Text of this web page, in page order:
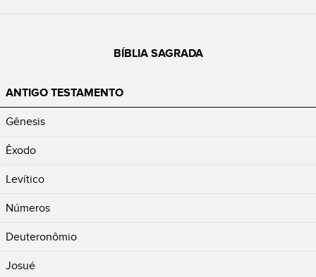
BÍBLIA SAGRADA
ANTIGO TESTAMENTO
Gênesis
Êxodo
Levítico
Números
Deuteronômio
Josué